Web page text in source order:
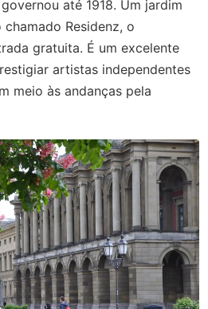
até 1918. Um jardim
Residenz, o
gratuita. É um excelente
artistas independentes
meio às andanças pela